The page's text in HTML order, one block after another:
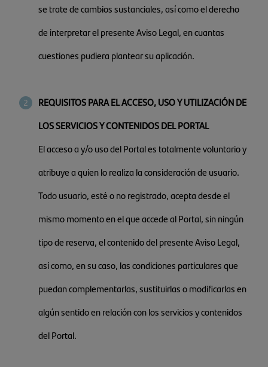
se trate de cambios sustanciales, así como el derecho
de interpretar el presente Aviso Legal, en cuantas
cuestiones pudiera plantear su aplicación.
REQUISITOS PARA EL ACCESO, USO Y UTILIZACIÓN DE
LOS SERVICIOS Y CONTENIDOS DEL PORTAL
El acceso a y/o uso del Portal es totalmente voluntario y
atribuye a quien lo realiza la consideración de usuario.
Todo usuario, esté o no registrado, acepta desde el
mismo momento en el que accede al Portal, sin ningún
tipo de reserva, el contenido del presente Aviso Legal,
así como, en su caso, las condiciones particulares que
puedan complementarlas, sustituirlas o modificarlas en
algún sentido en relación con los servicios y contenidos
del Portal.